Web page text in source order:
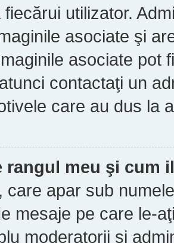
fiecărui utilizator.
asociate şi
asociate pot
contactaţi un
care au dus la
rangul meu şi cum
care apar sub
mesaje pe care le-
moderatorii şi